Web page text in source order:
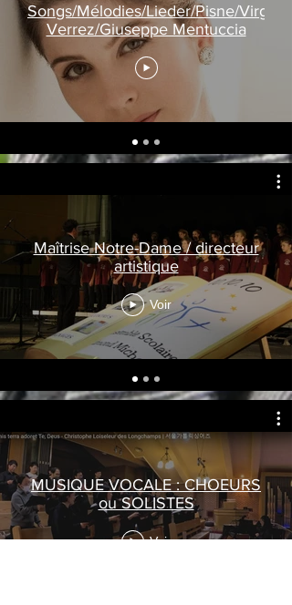
Songs/Mélodies/Lieder/Pisne/Virginie
Verrez/Giuseppe Mentuccia
Maîtrise Notre-Dame / directeur
artistique
Voir
MUSIQUE VOCALE : CHOEURS
ou SOLISTES
Voir